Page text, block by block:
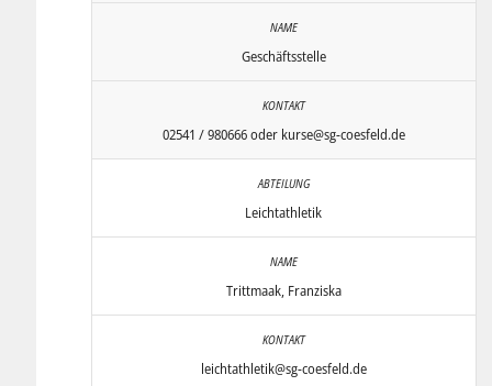
Geschäftsstelle
02541 / 980666 oder kurse@sg-coesfeld.de
Leichtathletik
Trittmaak, Franziska
leichtathletik@sg-coesfeld.de